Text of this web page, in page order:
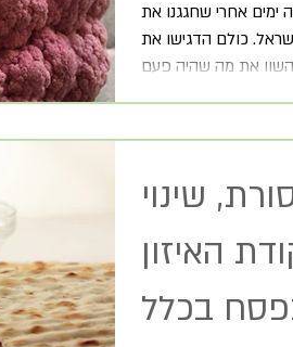
ימים אחרי שחגגנו את
70 למדינת ישראל. כולם הדגישו את
שינוי
האיזון
בכלל